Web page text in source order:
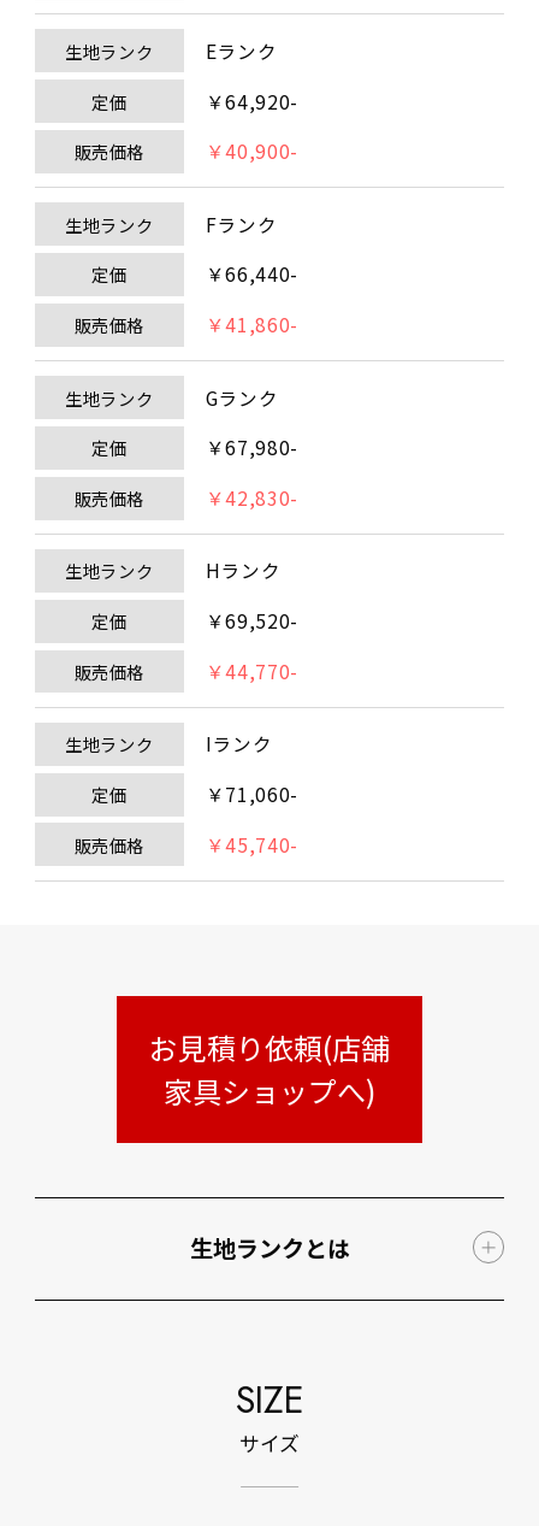
生地ランク Eランク
定価 ￥64,920-
販売価格 ￥40,900-
生地ランク Fランク
定価 ￥66,440-
販売価格 ￥41,860-
生地ランク Gランク
定価 ￥67,980-
販売価格 ￥42,830-
生地ランク Hランク
定価 ￥69,520-
販売価格 ￥44,770-
生地ランク Iランク
定価 ￥71,060-
販売価格 ￥45,740-
お見積り依頼(店舗
家具ショップへ)
生地ランクとは
SIZE
サイズ